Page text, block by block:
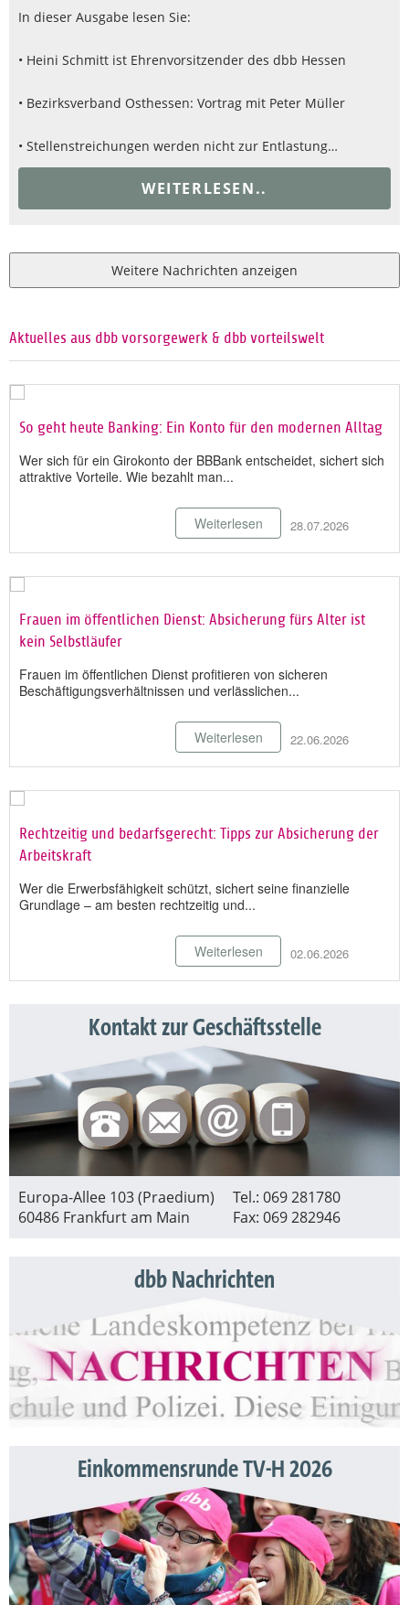
In dieser Ausgabe lesen Sie:
• Heini Schmitt ist Ehrenvorsitzender des dbb Hessen
• Bezirksverband Osthessen: Vortrag mit Peter Müller
• Stellenstreichungen werden nicht zur Entlastung…
WEITERLESEN..
Weitere Nachrichten anzeigen
Aktuelles aus dbb vorsorgewerk & dbb vorteilswelt
So geht heute Banking: Ein Konto für den modernen Alltag
Wer sich für ein Girokonto der BBBank entscheidet, sichert sich
attraktive Vorteile. Wie bezahlt man...
28.07.2026
Weiterlesen
Frauen im öffentlichen Dienst: Absicherung fürs Alter ist
kein Selbstläufer
Frauen im öffentlichen Dienst profitieren von sicheren
Beschäftigungsverhältnissen und verlässlichen...
22.06.2026
Weiterlesen
Rechtzeitig und bedarfsgerecht: Tipps zur Absicherung der
Arbeitskraft
Wer die Erwerbsfähigkeit schützt, sichert seine finanzielle
Grundlage – am besten rechtzeitig und...
02.06.2026
Weiterlesen
Kontakt zur Geschäftsstelle
Europa-Allee 103 (Praedium)
60486 Frankfurt am Main
Tel.: 069 281780
Fax: 069 282946
dbb Nachrichten
Einkommensrunde TV-H 2026